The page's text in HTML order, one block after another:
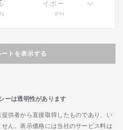
イポー
IPH
トを表示する
ーは透明性があります
供者から直接取得したものであり、い
ん。表示価格には当社のサービス料は